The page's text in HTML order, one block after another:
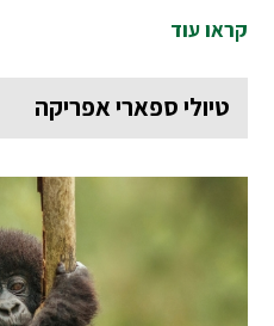
קראו עוד
טיולי ספארי אפריקה